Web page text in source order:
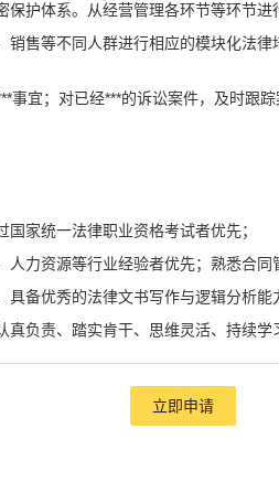
护体系。从经营管理各环节等环节进
销售等不同人群进行相应的模块化法
宜；对已经***的诉讼案件，及时跟踪
家统一法律职业资格考试者优先；
力资源等行业经验者优先；熟悉合同
备优秀的法律文书写作与逻辑分析能
负责、踏实肯干、思维灵活、持续学
立即申请